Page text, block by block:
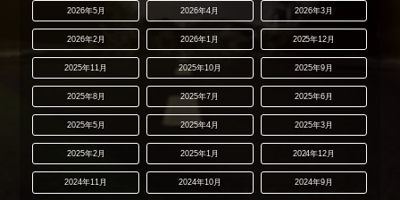
2026年5月 2026年4月 2026年3月
2026年2月 2026年1月 2025年12月
2025年11月 2025年10月 2025年9月
2025年8月 2025年7月 2025年6月
2025年5月 2025年4月 2025年3月
2025年2月 2025年1月 2024年12月
2024年11月 2024年10月 2024年9月